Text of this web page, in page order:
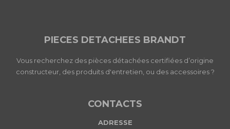
PIECES DETACHEES BRANDT
Vous recherchez des pièces détachées certifiées d’origine
constructeur, des produits d'entretien, ou des accessoires ?
CONTACTS
ADRESSE